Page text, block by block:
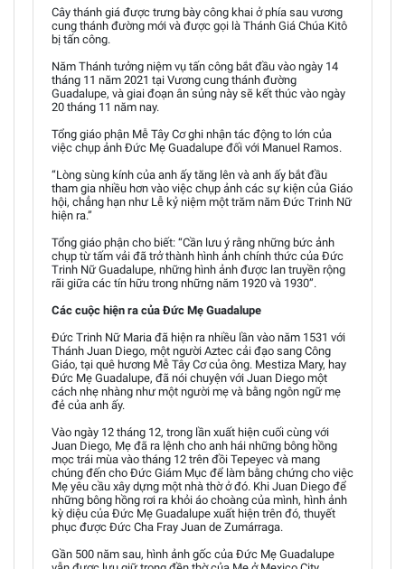
Cây thánh giá được trưng bày công khai ở phía sau vương
cung thánh đường mới và được gọi là Thánh Giá Chúa Kitô
bị tấn công.
Năm Thánh tưởng niệm vụ tấn công bắt đầu vào ngày 14
tháng 11 năm 2021 tại Vương cung thánh đường
Guadalupe, và giai đoạn ân sủng này sẽ kết thúc vào ngày
20 tháng 11 năm nay.
Tổng giáo phận Mễ Tây Cơ ghi nhận tác động to lớn của
việc chụp ảnh Đức Mẹ Guadalupe đối với Manuel Ramos.
“Lòng sùng kính của anh ấy tăng lên và anh ấy bắt đầu
tham gia nhiều hơn vào việc chụp ảnh các sự kiện của Giáo
hội, chẳng hạn như Lễ kỷ niệm một trăm năm Đức Trinh Nữ
hiện ra.”
Tổng giáo phận cho biết: “Cần lưu ý rằng những bức ảnh
chụp từ tấm vải đã trở thành hình ảnh chính thức của Đức
Trinh Nữ Guadalupe, những hình ảnh được lan truyền rộng
rãi giữa các tín hữu trong những năm 1920 và 1930”.
Các cuộc hiện ra của Đức Mẹ Guadalupe
Đức Trinh Nữ Maria đã hiện ra nhiều lần vào năm 1531 với
Thánh Juan Diego, một người Aztec cải đạo sang Công
Giáo, tại quê hương Mễ Tây Cơ của ông. Mestiza Mary, hay
Đức Mẹ Guadalupe, đã nói chuyện với Juan Diego một
cách nhẹ nhàng như một người mẹ và bằng ngôn ngữ mẹ
đẻ của anh ấy.
Vào ngày 12 tháng 12, trong lần xuất hiện cuối cùng với
Juan Diego, Mẹ đã ra lệnh cho anh hái những bông hồng
mọc trái mùa vào tháng 12 trên đồi Tepeyec và mang
chúng đến cho Đức Giám Mục để làm bằng chứng cho việc
Mẹ yêu cầu xây dựng một nhà thờ ở đó. Khi Juan Diego để
những bông hồng rơi ra khỏi áo choàng của mình, hình ảnh
kỳ diệu của Đức Mẹ Guadalupe xuất hiện trên đó, thuyết
phục được Đức Cha Fray Juan de Zumárraga.
Gần 500 năm sau, hình ảnh gốc của Đức Mẹ Guadalupe